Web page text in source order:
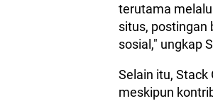
terutama
situs, postingan
sosial," ungkap
Selain itu,
meskipun